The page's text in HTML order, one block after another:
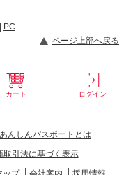
PC
ページ上部へ戻る
カート ログイン
あんしんパスポートとは
取引法に基づく表示